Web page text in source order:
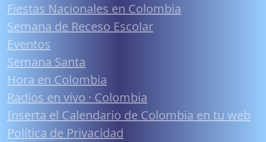
Fiestas Nacionales en Colombia
Semana de Receso Escolar
Eventos
Semana Santa
Hora en Colombia
Radios en vivo · Colombia
Inserta el Calendario de Colombia en tu web
Política de Privacidad